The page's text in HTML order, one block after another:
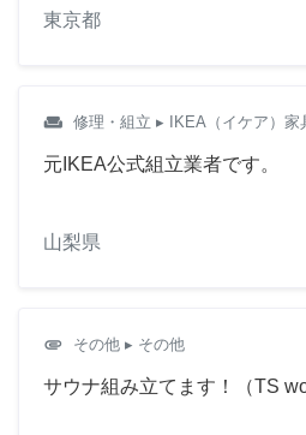
東京都
weekend 修理・組立 ▸ IKEA（イケア）家
元IKEA公式組立業者です。
山梨県
attachment その他 ▸ その他
サウナ組み立てます！（TS